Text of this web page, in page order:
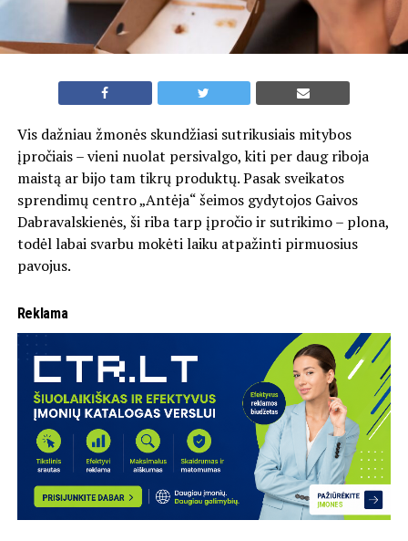
Vis dažniau žmonės skundžiasi sutrikusiais mitybos
įpročiais – vieni nuolat persivalgo, kiti per daug riboja
maistą ar bijo tam tikrų produktų. Pasak sveikatos
sprendimų centro „Antėja“ šeimos gydytojos Gaivos
Dabravalskienės, ši riba tarp įpročio ir sutrikimo – plona,
todėl labai svarbu mokėti laiku atpažinti pirmuosius
pavojus.
Reklama